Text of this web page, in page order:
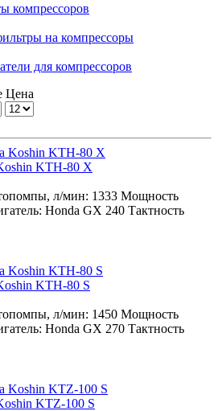
компрессоров
на компрессоры
для компрессоров
Цена
KTH-80 X
л/мин: 1333 Мощность
Honda GX 240 Тактность
KTH-80 S
л/мин: 1450 Мощность
Honda GX 270 Тактность
KTZ-100 S